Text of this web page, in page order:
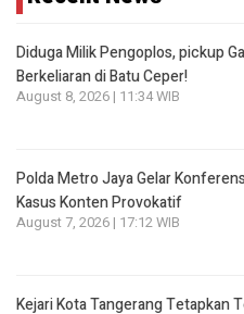
Diduga Milik Pengoplos, pickup
Berkeliaran di Batu Ceper!
August 8, 2026 | 11:34 WIB
Polda Metro Jaya Gelar
Kasus Konten Provokatif
August 7, 2026 | 17:12 WIB
Kejari Kota Tangerang Tetapkan